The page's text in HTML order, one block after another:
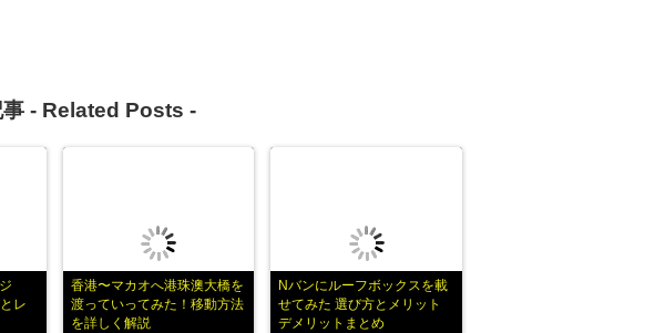
- Related Posts -
レ
香港〜マカオへ港珠澳大橋を
渡っていってみた！移動方法
を詳しく解説
Nバンにルーフボックスを載
せてみた 選び方とメリット
デメリットまとめ